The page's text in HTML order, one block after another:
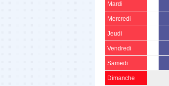
Mardi
Mercredi
Jeudi
Vendredi
Samedi
Dimanche